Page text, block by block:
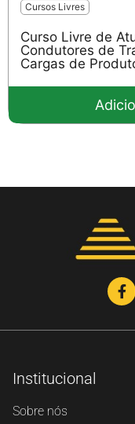
Cursos Livres
Curso Livre de
Condutores de
Cargas de
Institucional
Sobre nós